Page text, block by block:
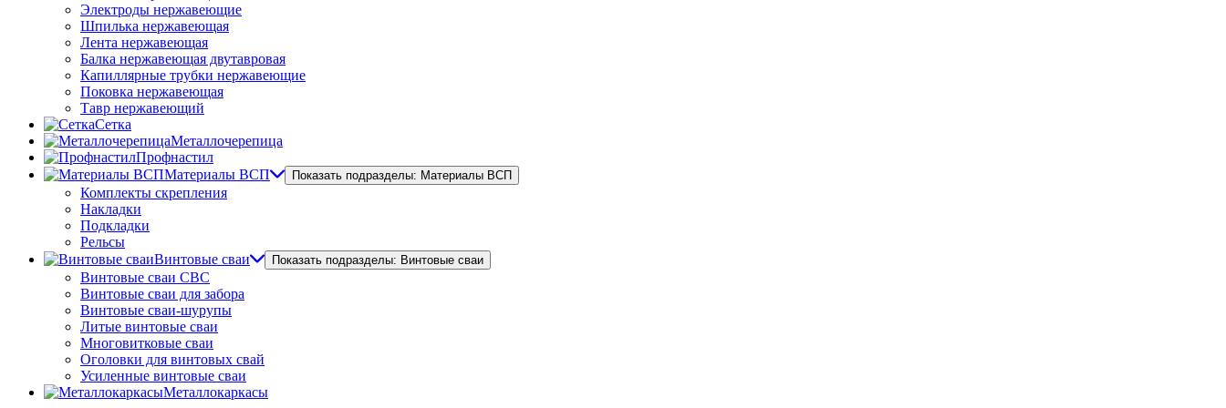
Электроды нержавеющие
Шпилька нержавеющая
Лента нержавеющая
Балка нержавеющая двутавровая
Капиллярные трубки нержавеющие
Поковка нержавеющая
Тавр нержавеющий
Сетка
Металлочерепица
Профнастил
Материалы ВСП
Показать подразделы: Материалы ВСП
Комплекты скрепления
Накладки
Подкладки
Рельсы
Винтовые сваи
Показать подразделы: Винтовые сваи
Винтовые сваи СВС
Винтовые сваи для забора
Винтовые сваи-шурупы
Литые винтовые сваи
Многовитковые сваи
Оголовки для винтовых свай
Усиленные винтовые сваи
Металлокаркасы